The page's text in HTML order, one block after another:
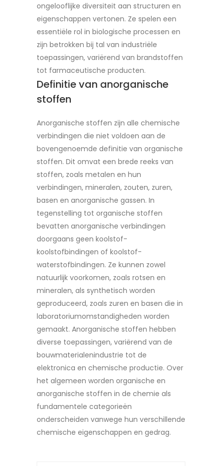
ongelooflijke diversiteit aan structuren en
eigenschappen vertonen. Ze spelen een
essentiële rol in biologische processen en
zijn betrokken bij tal van industriële
toepassingen, variërend van brandstoffen
tot farmaceutische producten.
Definitie van anorganische
stoffen
Anorganische stoffen zijn alle chemische
verbindingen die niet voldoen aan de
bovengenoemde definitie van organische
stoffen. Dit omvat een brede reeks van
stoffen, zoals metalen en hun
verbindingen, mineralen, zouten, zuren,
basen en anorganische gassen. In
tegenstelling tot organische stoffen
bevatten anorganische verbindingen
doorgaans geen koolstof-
koolstofbindingen of koolstof-
waterstofbindingen. Ze kunnen zowel
natuurlijk voorkomen, zoals rotsen en
mineralen, als synthetisch worden
geproduceerd, zoals zuren en basen die in
laboratoriumomstandigheden worden
gemaakt. Anorganische stoffen hebben
diverse toepassingen, variërend van de
bouwmaterialenindustrie tot de
elektronica en chemische productie. Over
het algemeen worden organische en
anorganische stoffen in de chemie als
fundamentele categorieën
onderscheiden vanwege hun verschillende
chemische eigenschappen en gedrag.